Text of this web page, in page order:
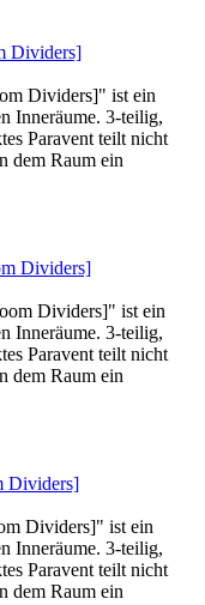
Dividers]
Dividers]" ist ein
Inneräume. 3-teilig,
Paravent teilt nicht
dem Raum ein
Dividers]
Dividers]" ist ein
Inneräume. 3-teilig,
Paravent teilt nicht
dem Raum ein
Dividers]
Dividers]" ist ein
Inneräume. 3-teilig,
Paravent teilt nicht
dem Raum ein